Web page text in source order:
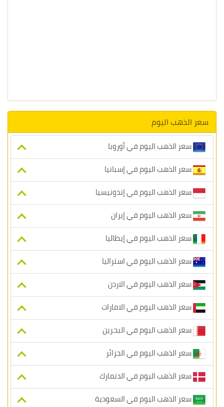
سعر الذهب اليوم
سعر الذهب اليوم في أوروبا
سعر الذهب اليوم في إسبانيا
سعر الذهب اليوم في إندونيسيا
سعر الذهب اليوم في إيران
سعر الذهب اليوم في إيطاليا
سعر الذهب اليوم في استراليا
سعر الذهب اليوم في الاردن
سعر الذهب اليوم في الامارات
سعر الذهب اليوم في البحرين
سعر الذهب اليوم في الجزائر
سعر الذهب اليوم في الدنمارك
سعر الذهب اليوم في السعودية